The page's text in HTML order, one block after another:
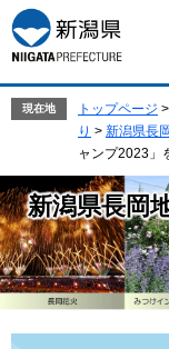
ー
ジ
の
す。
ニ
ュ
ー
し
て
本
文
へ
現在地 トップページ >
り > 新潟県長
ャンプ2023」
新潟県長岡